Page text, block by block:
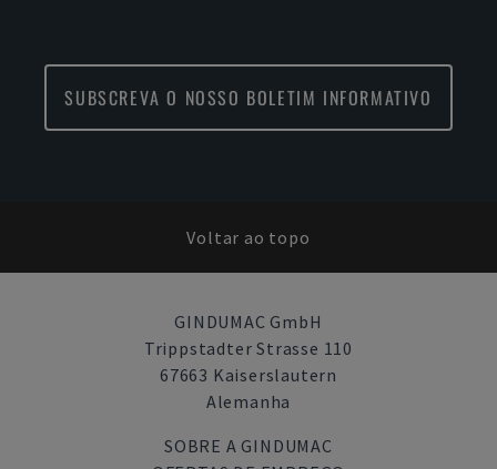
SUBSCREVA O NOSSO BOLETIM INFORMATIVO
Voltar ao topo
GINDUMAC GmbH
Trippstadter Strasse 110
67663 Kaiserslautern
Alemanha
SOBRE A GINDUMAC